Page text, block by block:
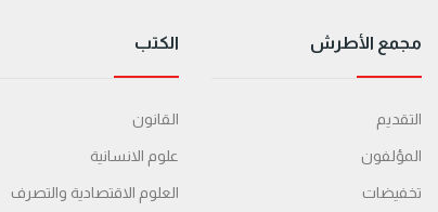
مجمع الأطرش
التقديم
المؤلفون
تخفيضات
الكتب
القانون
علوم الانسانية
العلوم الاقتصادية والتصرف